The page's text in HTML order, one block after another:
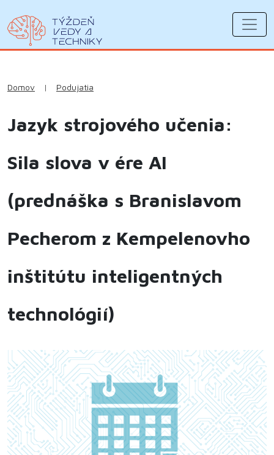
Domov | Podujatia
Jazyk strojového učenia:
Sila slova v ére AI
(prednáška s Branislavom
Pecherom z Kempelenovho
inštitútu inteligentných
technológií)